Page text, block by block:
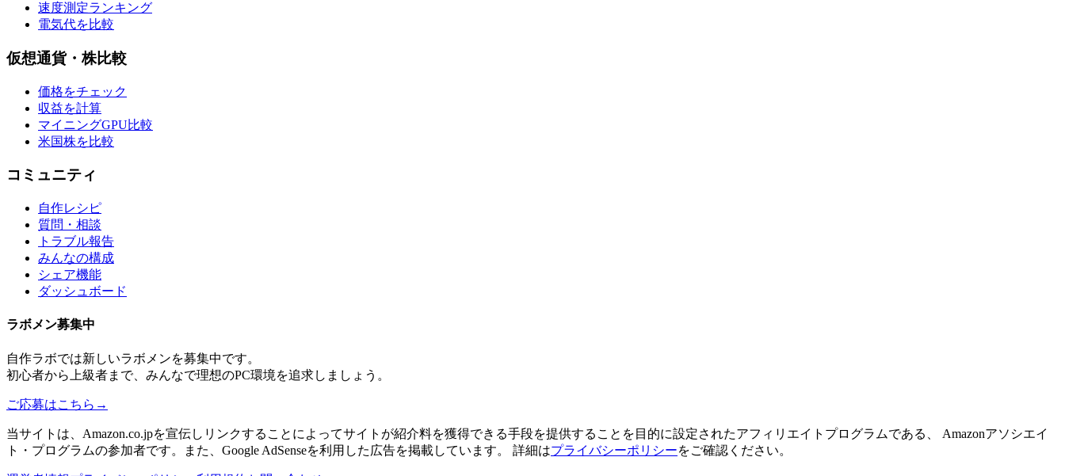
速度測定ランキング
電気代を比較
仮想通貨・株比較
価格をチェック
収益を計算
マイニングGPU比較
米国株を比較
コミュニティ
自作レシピ
質問・相談
トラブル報告
みんなの構成
シェア機能
ダッシュボード
ラボメン募集中
自作ラボでは新しいラボメンを募集中です。
初心者から上級者まで、みんなで理想のPC環境を追求しましょう。
ご応募はこちら →
当サイトは、Amazon.co.jpを宣伝しリンクすることによってサイトが紹介料を獲得できる手段を提供することを目的に設定されたアフィリエイトプログラムである、 Amazonアソシエイ
ト・プログラムの参加者です。また、Google AdSenseを利用した広告を掲載しています。 詳細はプライバシーポリシーをご確認ください。